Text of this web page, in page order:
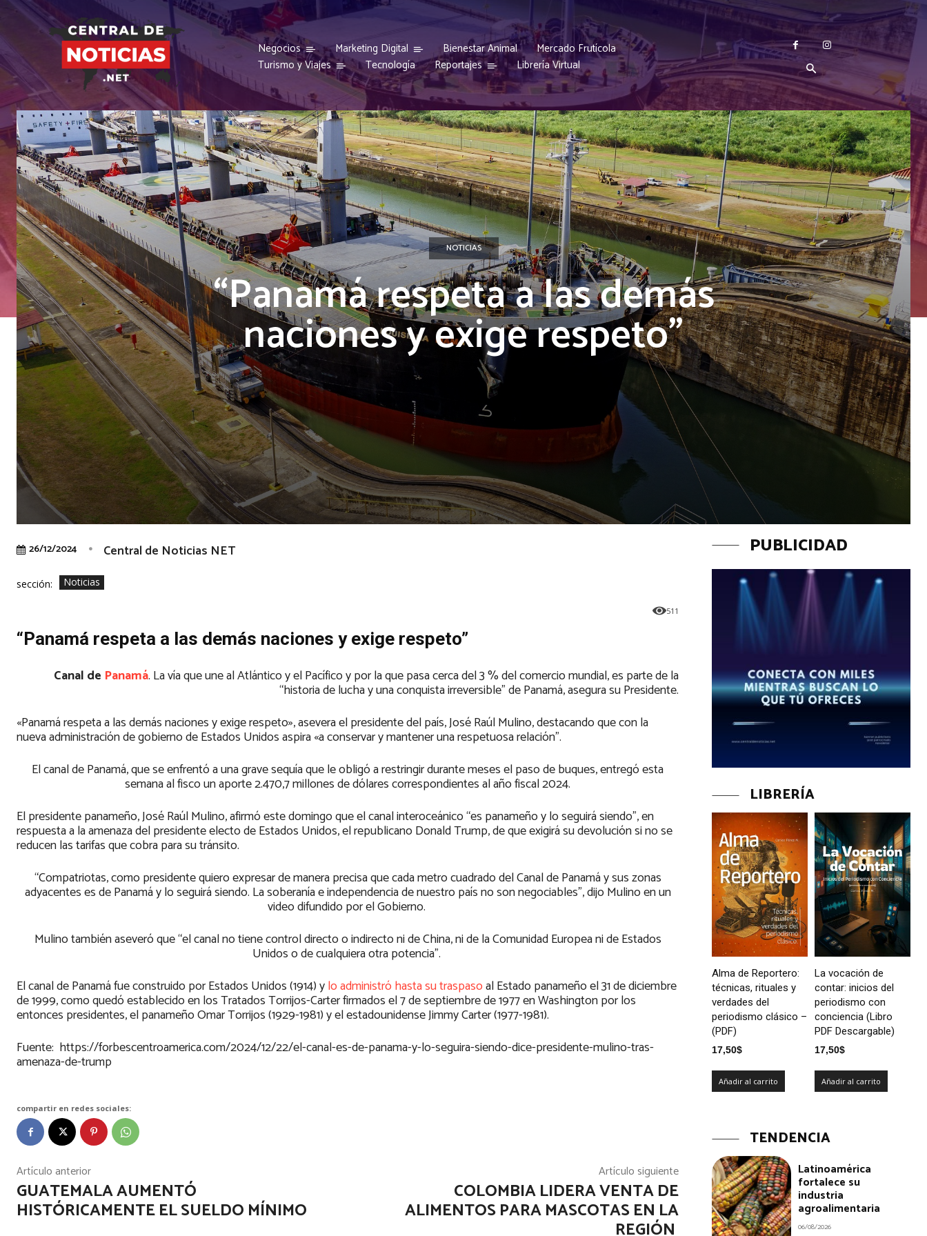
Negocios Marketing Digital Bienestar Animal
Mercado Frutícola
Turismo y Viajes
Tecnología Reportajes Librería Virtual
NOTICIAS
“Panamá respeta a las demás
naciones y exige respeto”
26/12/2024 Central de Noticias NET
sección: Noticias
511
“Panamá respeta a las demás naciones y exige respeto”
Canal de Panamá. La vía que une al Atlántico y el Pacífico y por la que pasa cerca del 3 % del comercio mundial, es parte de la
“historia de lucha y una conquista irreversible” de Panamá, asegura su Presidente.
«Panamá respeta a las demás naciones y exige respeto», asevera el presidente del país, José Raúl Mulino, destacando que con la
nueva administración de gobierno de Estados Unidos aspira «a conservar y mantener una respetuosa relación”.
El canal de Panamá, que se enfrentó a una grave sequía que le obligó a restringir durante meses el paso de buques, entregó esta
semana al fisco un aporte 2.470,7 millones de dólares correspondientes al año fiscal 2024.
El presidente panameño, José Raúl Mulino, afirmó este domingo que el canal interoceánico “es panameño y lo seguirá siendo”, en
respuesta a la amenaza del presidente electo de Estados Unidos, el republicano Donald Trump, de que exigirá su devolución si no se
reducen las tarifas que cobra para su tránsito.
“Compatriotas, como presidente quiero expresar de manera precisa que cada metro cuadrado del Canal de Panamá y sus zonas
adyacentes es de Panamá y lo seguirá siendo. La soberanía e independencia de nuestro país no son negociables”, dijo Mulino en un
video difundido por el Gobierno.
Mulino también aseveró que “el canal no tiene control directo o indirecto ni de China, ni de la Comunidad Europea ni de Estados
Unidos o de cualquiera otra potencia”.
El canal de Panamá fue construido por Estados Unidos (1914) ylo administró hasta su traspasoal Estado panameño el 31 de diciembre
de 1999, como quedó establecido en los Tratados Torrijos-Carter firmados el 7 de septiembre de 1977 en Washington por los
entonces presidentes, el panameño Omar Torrijos (1929-1981) y el estadounidense Jimmy Carter (1977-1981).
Fuente: https://forbescentroamerica.com/2024/12/22/el-canal-es-de-panama-y-lo-seguira-siendo-dice-presidente-mulino-tras-
amenaza-de-trump
compartir en redes sociales:
Artículo anterior
GUATEMALA AUMENTÓ
HISTÓRICAMENTE EL SUELDO MÍNIMO
Artículo siguiente
COLOMBIA LIDERA VENTA DE
ALIMENTOS PARA MASCOTAS EN LA
REGIÓN
PUBLICIDAD
LIBRERÍA
Alma de Reportero:
técnicas, rituales y
verdades del
periodismo clásico –
(PDF)
17,50$
Añadir al carrito
La vocación de
contar: inicios del
periodismo con
conciencia (Libro
PDF Descargable)
17,50$
Añadir al carrito
TENDENCIA
Latinoamérica
fortalece su
industria
agroalimentaria
06/08/2026